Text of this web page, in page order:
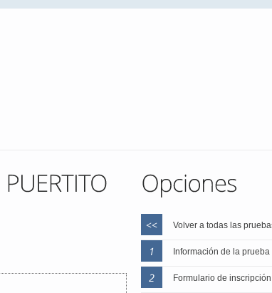
Volver a todas las
Información de la prueba
Formulario de inscripción